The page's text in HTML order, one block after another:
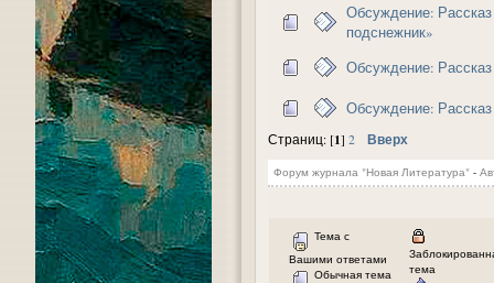
Обсуждение:
подснежник»
Обсуждение:
Обсуждение:
Страниц: [1] 2 Вверх
Форум журнала "Новая Литература"-
Тема с
Вашими ответами
Обычная тема
тема